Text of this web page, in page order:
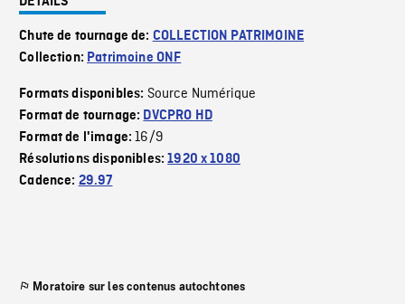
Chute de tournage de: COLLECTION PATRIMOINE
Collection: Patrimoine ONF
Formats disponibles: Source Numérique
Format de tournage: DVCPRO HD
Format de l'image:16/9
Résolutions disponibles:1920 x 1080
Cadence: 29.97
Moratoire sur les contenus autochtones